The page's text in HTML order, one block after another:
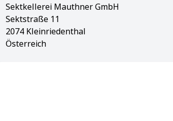
Sektkellerei Mauthner GmbH
Sektstraße 11
2074 Kleinriedenthal
Österreich